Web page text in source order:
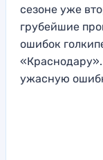
сезоне уже
грубейшие
ошибок
ужасную